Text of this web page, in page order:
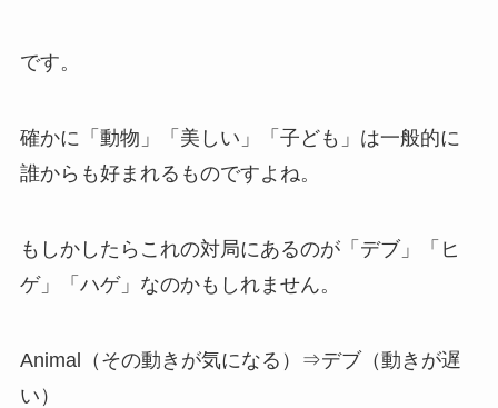
です。
確かに「動物」「美しい」「子ども」は一般的に
誰からも好まれるものですよね。
もしかしたらこれの対局にあるのが「デブ」「ヒ
ゲ」「ハゲ」なのかもしれません。
Animal（その動きが気になる）⇒デブ（動きが遅
い）